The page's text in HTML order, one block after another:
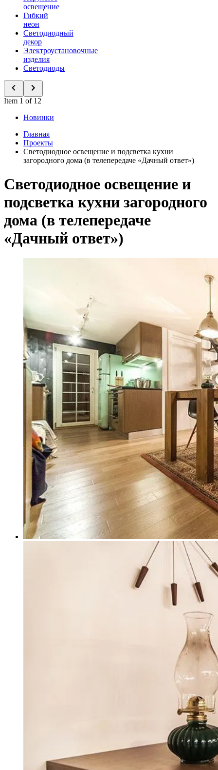
освещение
Гибкий
неон
Светодиодный
декор
Электроустановочные
изделия
Светодиоды
Item 1 of 12
Новинки
Главная
Проекты
Светодиодное освещение и подсветка кухни
загородного дома (в телепередаче «Дачный ответ»)
Светодиодное освещение и
подсветка кухни загородного
дома (в телепередаче
«Дачный ответ»)